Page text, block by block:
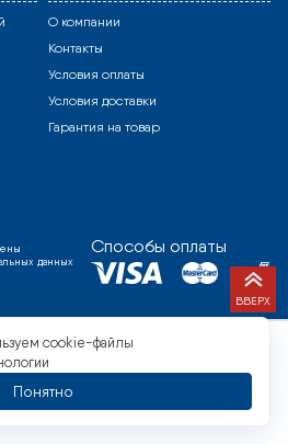
О компании
Контакты
Условия оплаты
Условия доставки
Гарантия на товар
данных
Способы оплаты
ВВЕРХ
cookie-файлы
Понятно